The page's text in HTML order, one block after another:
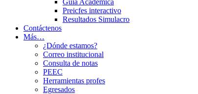
Guía Académica
Preicfes interactivo
Resultados Simulacro
Contáctenos
Más…
¿Dónde estamos?
Correo institucional
Consulta de notas
PEEC
Herramientas profes
Egresados